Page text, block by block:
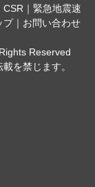
CSR｜ 緊急地震速
プ｜ お問い合わせ
Reserved
を禁じます。